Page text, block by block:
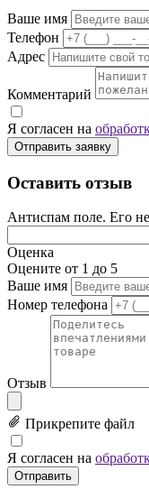
Ваше имя
Телефон
Адрес
Комментарий
Я согласен на
Отправить заявку
Оставить отзыв
Антиспам поле. Его
Оценка
Оцените от 1 до 5
Ваше имя
Номер телефона
Отзыв
Прикрепите файл
Я согласен на